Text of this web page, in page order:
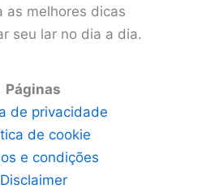
as melhores dicas
seu lar no dia a dia.
Páginas
de privacidade
de cookie
e condições
Disclaimer